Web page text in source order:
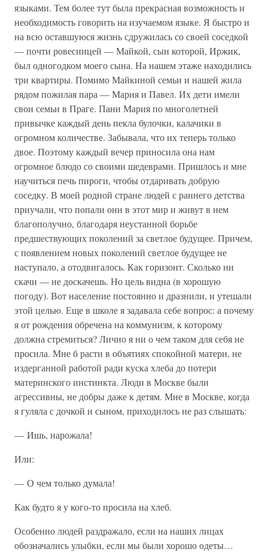
языками. Тем более тут была прекрасная возможность и
необходимость говорить на изучаемом языке. Я быстро и
на всю оставшуюся жизнь сдружилась со своей соседкой
— почти ровесницей — Майкой, сын которой, Иржик,
был одногодком моего сына. На нашем этаже находились
три квартиры. Помимо Майкиной семьи и нашей жила
рядом пожилая пара — Мария и Павел. Их дети имели
свои семьи в Праге. Пани Мария по многолетней
привычке каждый день пекла булочки, калачики в
огромном количестве. Забывала, что их теперь только
двое. Поэтому каждый вечер приносила она нам
огромное блюдо со своими шедеврами. Пришлось и мне
научиться печь пироги, чтобы отдаривать добрую
соседку. В моей родной стране людей с раннего детства
приучали, что попали они в этот мир и живут в нем
благополучно, благодаря неустанной борьбе
предшествующих поколений за светлое будущее. Причем,
с появлением новых поколений светлое будущее не
наступало, а отодвигалось. Как горизонт. Сколько ни
скачи — не доскачешь. Но цель видна (в хорошую
погоду). Вот население постоянно и дразнили, и утешали
этой целью. Еще в школе я задавала себе вопрос: а почему
я от рождения обречена на коммунизм, к которому
должна стремиться? Лично я ни о чем таком для себя не
просила. Мне б расти в объятиях спокойной матери, не
издерганной работой ради куска хлеба до потери
материнского инстинкта. Люди в Москве были
агрессивны, не добры даже к детям. Мне в Москве, когда
я гуляла с дочкой и сыном, приходилось не раз слышать:
— Ишь, нарожала!
Или:
— О чем только думала!
Как будто я у кого-то просила на хлеб.
Особенно людей раздражало, если на наших лицах
обозначались улыбки, если мы были хорошо одеты…